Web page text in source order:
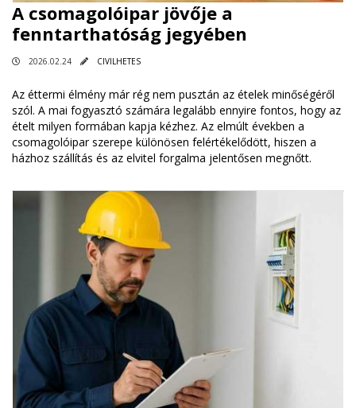
A csomagolóipar jövője a
fenntarthatóság jegyében
2026.02.24 CIVILHETES
Az éttermi élmény már rég nem pusztán az ételek minőségéről
szól. A mai fogyasztó számára legalább ennyire fontos, hogy az
ételt milyen formában kapja kézhez. Az elmúlt években a
csomagolóipar szerepe különösen felértékelődött, hiszen a
házhoz szállítás és az elvitel forgalma jelentősen megnőtt.